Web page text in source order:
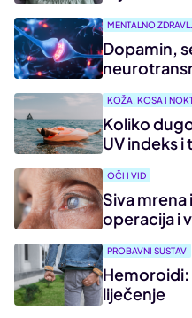
MENTALNO
Dopamin,
KOŽA, KOSA I
Koliko
UV indeks i
OČI I VID
Siva
operacija i
PROBAVNI SUSTAV
liječenje